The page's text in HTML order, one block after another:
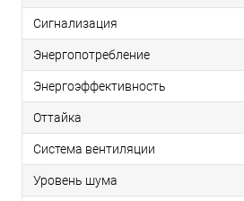
Сигнализация
Энергопотребление
Энергоэффективность
Оттайка
Система вентиляции
Уровень шума